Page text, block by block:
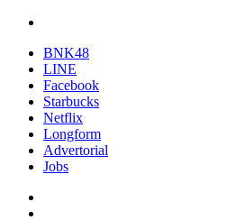
BNK48
LINE
Facebook
Starbucks
Netflix
Longform
Advertorial
Jobs